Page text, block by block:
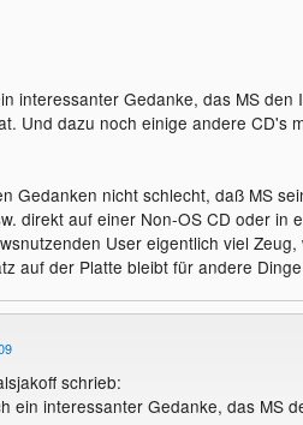
interessanter Gedanke, das MS den
Und dazu noch einige andere CD's
Gedanken nicht schlecht, daß MS
direkt auf einer Non-OS CD oder in
User eigentlich viel
auf der Platte bleibt für andere
schrieb:
ein interessanter Gedanke, das MS